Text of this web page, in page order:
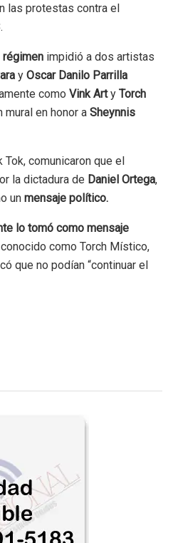
las protestas contra el
régimen impidió a dos artistas
y Oscar Danilo Parrilla
como Vink Arty Torch
mural en honor a Sheynnis
comunicaron que el
la dictadura de Daniel Ortega,
un mensaje político.
lo tomó como mensaje
como Torch Místico,
que no podían “continuar el